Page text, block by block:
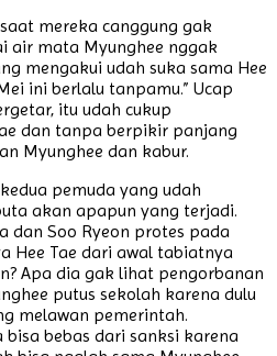
mereka canggung gak
air mata Myunghee nggak
mengakui udah suka sama Hee
ini berlalu tanpamu.” Ucap
itu udah cukup
dan tanpa berpikir panjang
Myunghee dan kabur.
pemuda yang udah
akan apapun yang terjadi.
dan Soo Ryeon protes pada
Hee Tae dari awal tabiatnya
Apa dia gak lihat pengorbanan
putus sekolah karena dulu
melawan pemerintah.
bisa bebas dari sanksi karena